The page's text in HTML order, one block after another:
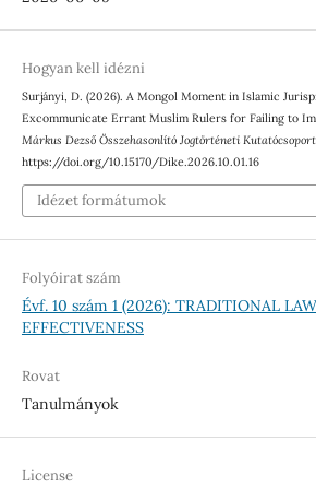
Hogyan kell idézni
Surjányi, D. (2026). A Mongol Moment in Islamic
Excommunicate Errant Muslim Rulers for Failing to
Márkus Dezső Összehasonlító Jogtörténeti
https://doi.org/10.15170/Dike.2026.10.01.16
Idézet formátumok
Folyóirat szám
Évf. 10 szám 1 (2026): TRADITIONAL
EFFECTIVENESS
Rovat
Tanulmányok
License